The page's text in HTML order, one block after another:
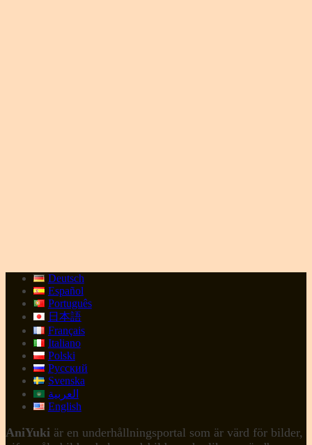
Deutsch
Español
Português
日本語
Français
Italiano
Polski
Русский
Svenska
العربية
English
AniYuki är en underhållningsportal som är värd för bilder,